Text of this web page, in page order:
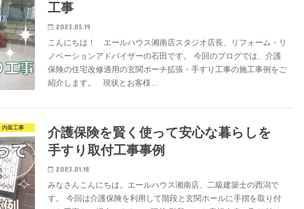
工事
2023.05.19
こんにちは！ エールハウス湘南店スタジオ店長、リフォーム・リ
ノベーションアドバイザーの石田です。 今回のブログでは、介護
保険の住宅改修適用の玄関ポーチ拡張・手すり工事の施工事例をご
紹介します。 現状とお客様…
内装工事
介護保険を賢く使って安心な暮らしを
手すり取付工事事例
2023.01.18
みなさんこんにちは。エールハウス湘南店、二級建築士の西潟で
す。 今回は介護保険を利用して階段と玄関ホールに手摺を取り付